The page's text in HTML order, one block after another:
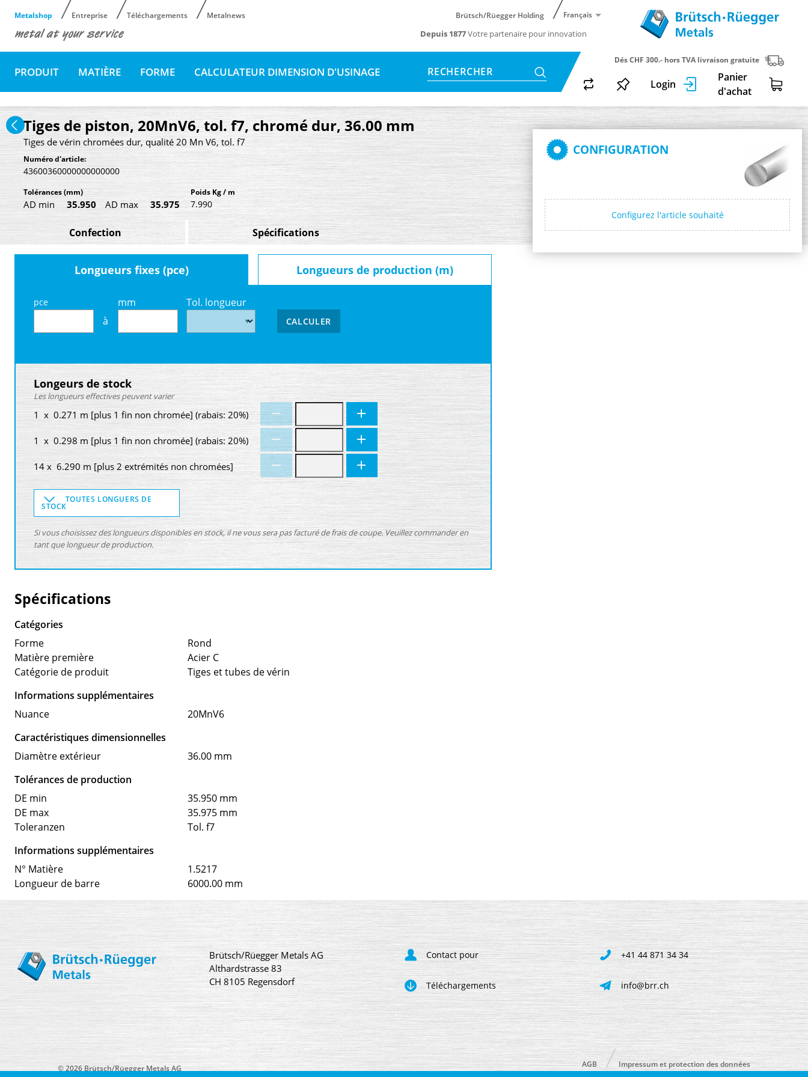
Metalshop Entreprise Téléchargements Metalnews Brütsch/Rüegger Holding Français
Depuis 1877Votre partenaire pour innovation
PRODUIT MATIÈRE FORME CALCULATEUR DIMENSION D'USINAGE RECHERCHER
Dés CHF 300.- hors TVA livraison gratuite
Login
Panier
d'achat
Tiges de piston, 20MnV6, tol. f7, chromé dur, 36.00 mm
Tiges de vérin chromées dur, qualité 20 Mn V6, tol. f7
Numéro d'article:
43600360000000000000
Tolérances(mm)
AD min 35.950 AD max 35.975
Poids Kg / m
7.990
Confection Spécifications
Longueurs fixes (pce) Longueurs de production (m)
pce
à
mm Tol. longueur
CALCULER
Longeurs de stock
Les longueurs effectives peuvent varier
1 x 0.271 m [plus 1 fin non chromée] (rabais: 20%)
1 x 0.298 m [plus 1 fin non chromée] (rabais: 20%)
14 x 6.290 m [plus 2 extrémités non chromées]
TOUTES LONGUERS DE
STOCK
Si vous choisissez des longueurs disponibles en stock, il ne vous sera pas facturé de frais de coupe. Veuillez commander en
tant que longueur de production.
CONFIGURATION
Configurez l'article souhaité
Spécifications
Catégories
Forme
Rond
Matière première
Acier C
Catégorie de produit
Tiges et tubes de vérin
Informations supplémentaires
Nuance
20MnV6
Caractéristiques dimensionnelles
Diamètre extérieur
36.00 mm
Tolérances de production
DE min
35.950 mm
DE max
35.975 mm
Toleranzen
Tol. f7
Informations supplémentaires
N° Matière
1.5217
Longueur de barre
6000.00 mm
Brütsch/Rüegger Metals AG
Althardstrasse 83
CH 8105 Regensdorf
Contact pour +41 44 871 34 34
Téléchargements info@brr.ch
© 2026 Brütsch/Rüegger Metals AG AGB Impressum et protection des données